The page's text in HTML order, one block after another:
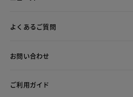
よくあるご質問
お問い合わせ
ご利用ガイド